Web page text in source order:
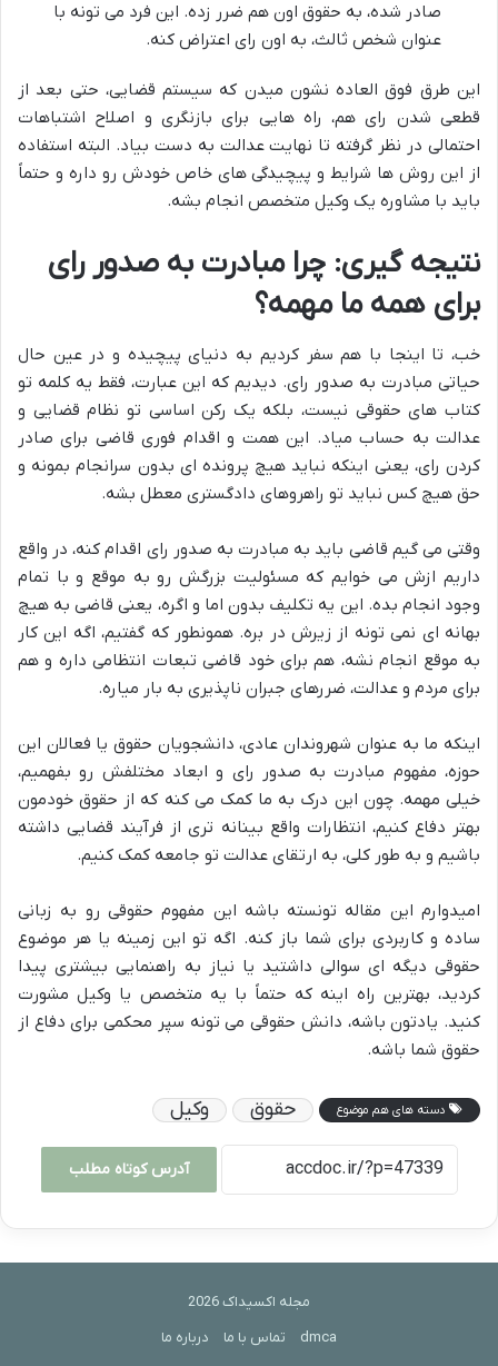
صادر شده، به حقوق اون هم ضرر زده. این فرد می تونه با
عنوان شخص ثالث، به اون رای اعتراض کنه.
این طرق فوق العاده نشون میدن که سیستم قضایی، حتی بعد از
قطعی شدن رای هم، راه هایی برای بازنگری و اصلاح اشتباهات
احتمالی در نظر گرفته تا نهایت عدالت به دست بیاد. البته استفاده
از این روش ها شرایط و پیچیدگی های خاص خودش رو داره و حتماً
باید با مشاوره یک وکیل متخصص انجام بشه.
نتیجه گیری: چرا مبادرت به صدور رای
برای همه ما مهمه؟
خب، تا اینجا با هم سفر کردیم به دنیای پیچیده و در عین حال
حیاتی مبادرت به صدور رای. دیدیم که این عبارت، فقط یه کلمه تو
کتاب های حقوقی نیست، بلکه یک رکن اساسی تو نظام قضایی و
عدالت به حساب میاد. این همت و اقدام فوری قاضی برای صادر
کردن رای، یعنی اینکه نباید هیچ پرونده ای بدون سرانجام بمونه و
حق هیچ کس نباید تو راهروهای دادگستری معطل بشه.
وقتی می گیم قاضی باید به مبادرت به صدور رای اقدام کنه، در واقع
داریم ازش می خوایم که مسئولیت بزرگش رو به موقع و با تمام
وجود انجام بده. این یه تکلیف بدون اما و اگره، یعنی قاضی به هیچ
بهانه ای نمی تونه از زیرش در بره. همونطور که گفتیم، اگه این کار
به موقع انجام نشه، هم برای خود قاضی تبعات انتظامی داره و هم
برای مردم و عدالت، ضررهای جبران ناپذیری به بار میاره.
اینکه ما به عنوان شهروندان عادی، دانشجویان حقوق یا فعالان این
حوزه، مفهوم مبادرت به صدور رای و ابعاد مختلفش رو بفهمیم،
خیلی مهمه. چون این درک به ما کمک می کنه که از حقوق خودمون
بهتر دفاع کنیم، انتظارات واقع بینانه تری از فرآیند قضایی داشته
باشیم و به طور کلی، به ارتقای عدالت تو جامعه کمک کنیم.
امیدوارم این مقاله تونسته باشه این مفهوم حقوقی رو به زبانی
ساده و کاربردی برای شما باز کنه. اگه تو این زمینه یا هر موضوع
حقوقی دیگه ای سوالی داشتید یا نیاز به راهنمایی بیشتری پیدا
کردید، بهترین راه اینه که حتماً با یه متخصص یا وکیل مشورت
کنید. یادتون باشه، دانش حقوقی می تونه سپر محکمی برای دفاع از
حقوق شما باشه.
دسته های هم موضوع حقوق وکیل
آدرس کوتاه مطلب
مجله اکسیداک 2026
dmca
تماس با ما درباره ما